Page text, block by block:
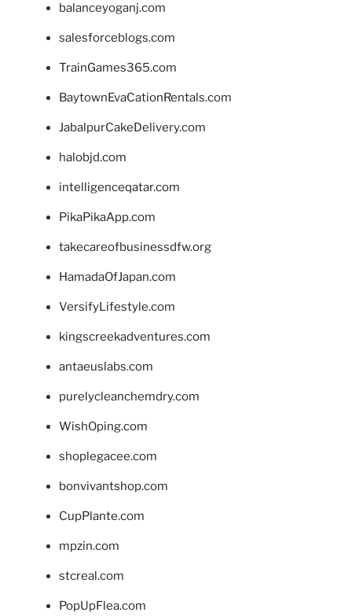
balanceyoganj.com
salesforceblogs.com
TrainGames365.com
BaytownEvaCationRentals.com
JabalpurCakeDelivery.com
halobjd.com
intelligenceqatar.com
PikaPikaApp.com
takecareofbusinessdfw.org
HamadaOfJapan.com
VersifyLifestyle.com
kingscreekadventures.com
antaeuslabs.com
purelycleanchemdry.com
WishOping.com
shoplegacee.com
bonvivantshop.com
CupPlante.com
mpzin.com
stcreal.com
PopUpFlea.com